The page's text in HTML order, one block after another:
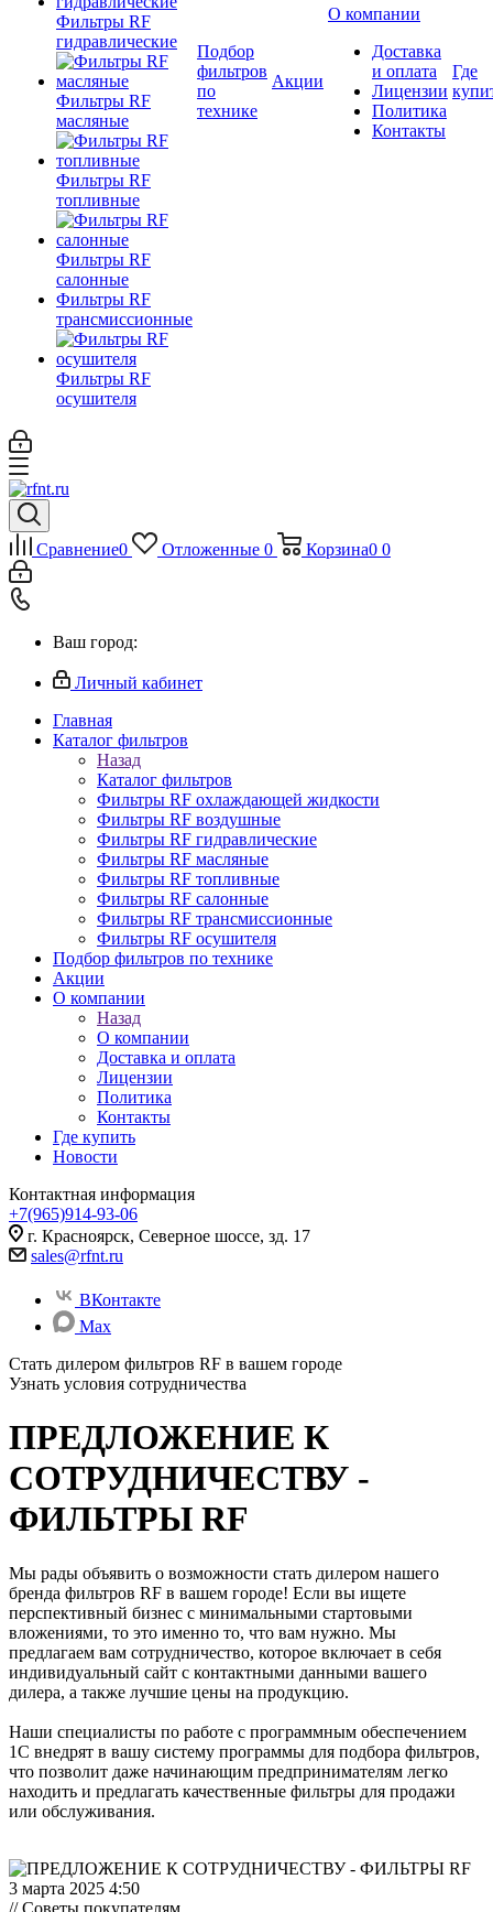
Фильтры RF
гидравлические
Фильтры RF
масляные
Фильтры RF
топливные
Фильтры RF
салонные
Фильтры RF
трансмиссионные
Фильтры RF
осушителя
Подбор
фильтров
по
технике
Акции
О компании
Доставка
и оплата
Лицензии
Политика
Контакты
Где
Сравнение0 Отложенные 0 Корзина0 0
Ваш город:
Личный кабинет
Главная
Каталог фильтров
Назад
Каталог фильтров
Фильтры RF охлаждающей жидкости
Фильтры RF воздушные
Фильтры RF гидравлические
Фильтры RF масляные
Фильтры RF топливные
Фильтры RF салонные
Фильтры RF трансмиссионные
Фильтры RF осушителя
Подбор фильтров по технике
Акции
О компании
Назад
О компании
Доставка и оплата
Лицензии
Политика
Контакты
Где купить
Новости
Контактная информация
+7(965)914-93-06
г. Красноярск, Северное шоссе, зд. 17
sales@rfnt.ru
ВКонтакте
Max
Стать дилером фильтров RF в вашем городе
Узнать условия сотрудничества
ПРЕДЛОЖЕНИЕ К
СОТРУДНИЧЕСТВУ -
ФИЛЬТРЫ RF
Мы рады объявить о возможности стать дилером нашего
бренда фильтров RF в вашем городе! Если вы ищете
перспективный бизнес с минимальными стартовыми
вложениями, то это именно то, что вам нужно. Мы
предлагаем вам сотрудничество, которое включает в себя
индивидуальный сайт с контактными данными вашего
дилера, а также лучшие цены на продукцию.
Наши специалисты по работе с программным обеспечением
1С внедрят в вашу систему программы для подбора фильтров,
что позволит даже начинающим предпринимателям легко
находить и предлагать качественные фильтры для продажи
или обслуживания.
3 марта 2025 4:50
// Советы покупателям